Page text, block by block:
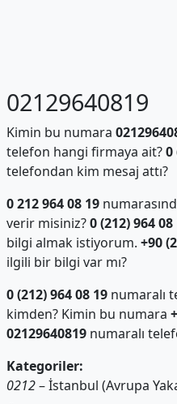
02129640819
Kimin bu numara
telefon hangi firmaya ait?0
telefondan kim mesaj attı?
0 212 964 08 19
verir misiniz?0 (212) 964 08
bilgi almak istiyorum. +90
ilgili bir bilgi var mı?
0 (212) 964 08 19numaralı
kimden? Kimin bu numara
02129640819numaralı
Kategoriler:
0212– İstanbul (Avrupa